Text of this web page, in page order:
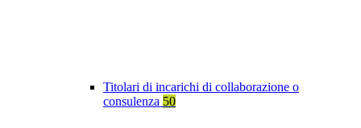
Titolari di incarichi di collaborazione o
consulenza 50